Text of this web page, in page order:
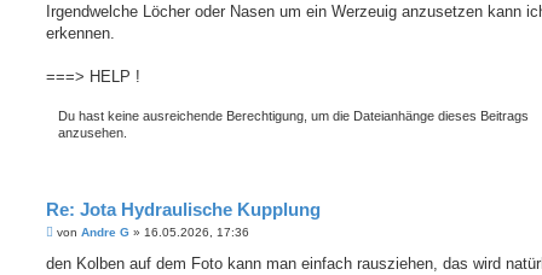
Irgendwelche Löcher oder Nasen um ein Werzeuig anzusetzen kann
erkennen.
===> HELP !
Du hast keine ausreichende Berechtigung, um die Dateianhänge dieses Beitrags
anzusehen.
Re: Jota Hydraulische Kupplung
B
i
von Andre G » 16.05.2026, 17:36
den Kolben auf dem Foto kann man einfach rausziehen, das wird